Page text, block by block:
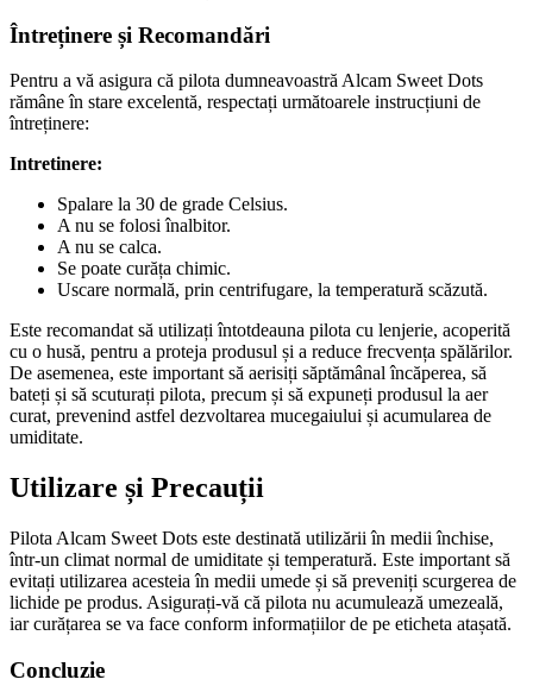
Întreținere și Recomandări
Pentru a vă asigura că pilota dumneavoastră Alcam Sweet Dots
rămâne în stare excelentă, respectați următoarele instrucțiuni de
întreținere:
Intretinere:
Spalare la 30 de grade Celsius.
A nu se folosi înalbitor.
A nu se calca.
Se poate curăța chimic.
Uscare normală, prin centrifugare, la temperatură scăzută.
Este recomandat să utilizați întotdeauna pilota cu lenjerie, acoperită
cu o husă, pentru a proteja produsul și a reduce frecvența spălărilor.
De asemenea, este important să aerisiți săptămânal încăperea, să
bateți și să scuturați pilota, precum și să expuneți produsul la aer
curat, prevenind astfel dezvoltarea mucegaiului și acumularea de
umiditate.
Utilizare și Precauții
Pilota Alcam Sweet Dots este destinată utilizării în medii închise,
într-un climat normal de umiditate și temperatură. Este important să
evitați utilizarea acesteia în medii umede și să preveniți scurgerea de
lichide pe produs. Asigurați-vă că pilota nu acumulează umezeală,
iar curățarea se va face conform informațiilor de pe eticheta atașată.
Concluzie